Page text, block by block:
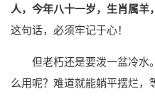
人，今年八十一岁，生肖属羊
这句话，必须牢记于心！
但老朽还是要泼一盆冷水
么用呢？难道就能躺平摆烂，